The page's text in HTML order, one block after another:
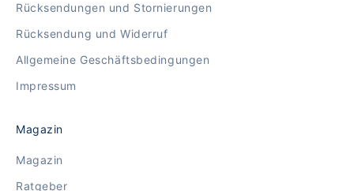
Rücksendungen und Stornierungen
Rücksendung und Widerruf
Allgemeine Geschäftsbedingungen
Impressum
Magazin
Magazin
Ratgeber